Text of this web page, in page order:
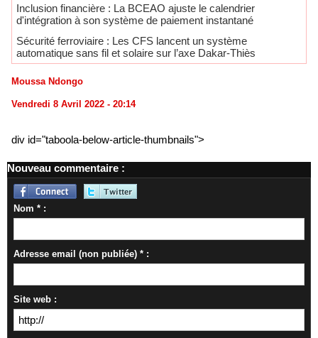
​Inclusion financière : La BCEAO ajuste le calendrier
d'intégration à son système de paiement instantané
Sécurité ferroviaire : Les CFS lancent un système
automatique sans fil et solaire sur l’axe Dakar-Thiès
Moussa Ndongo
Vendredi 8 Avril 2022 - 20:14
div id="taboola-below-article-thumbnails">
Nouveau commentaire :
Nom * :
Adresse email (non publiée) * :
Site web :